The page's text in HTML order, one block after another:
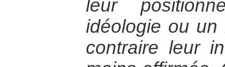
leur
idéologie ou un
contraire leur